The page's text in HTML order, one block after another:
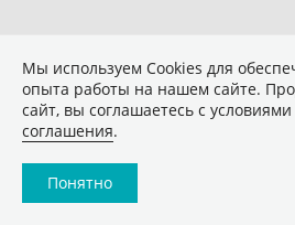
Мы используем Сookies для
опыта работы на нашем сайте.
сайт, вы соглашаетесь с условиями
соглашения.
Понятно